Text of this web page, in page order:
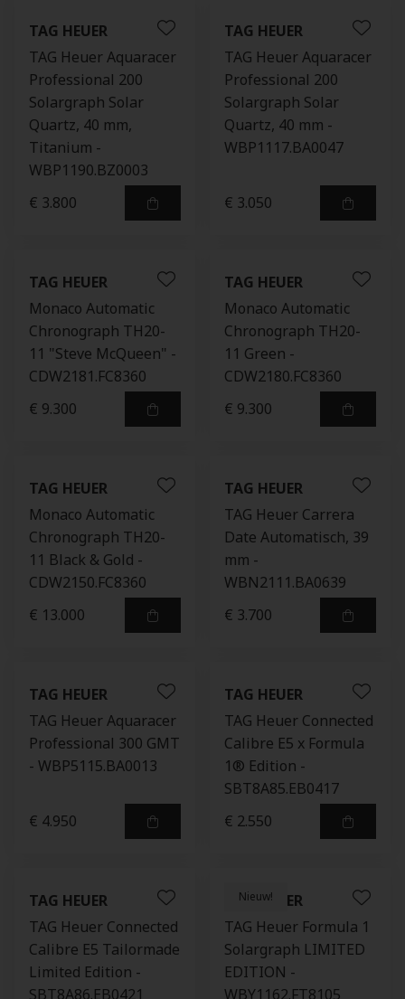
TAG HEUER
TAG Heuer Aquaracer
Professional 200
Solargraph Solar
Quartz, 40 mm,
Titanium -
WBP1190.BZ0003
€ 3.800
TAG HEUER
TAG Heuer Aquaracer
Professional 200
Solargraph Solar
Quartz, 40 mm -
WBP1117.BA0047
€ 3.050
TAG HEUER
Monaco Automatic
Chronograph TH20-
11 "Steve McQueen" -
CDW2181.FC8360
€ 9.300
TAG HEUER
Monaco Automatic
Chronograph TH20-
11 Green -
CDW2180.FC8360
€ 9.300
TAG HEUER
Monaco Automatic
Chronograph TH20-
11 Black & Gold -
CDW2150.FC8360
€ 13.000
TAG HEUER
TAG Heuer Carrera
Date Automatisch, 39
mm -
WBN2111.BA0639
€ 3.700
TAG HEUER
TAG Heuer Aquaracer
Professional 300 GMT
- WBP5115.BA0013
€ 4.950
TAG HEUER
TAG Heuer Connected
Calibre E5 x Formula
1® Edition -
SBT8A85.EB0417
€ 2.550
TAG HEUER
TAG Heuer Connected
Calibre E5 Tailormade
Limited Edition -
SBT8A86.EB0421
Nieuw!
TAG HEUER
TAG Heuer Formula 1
Solargraph LIMITED
EDITION -
WBY1162.FT8105